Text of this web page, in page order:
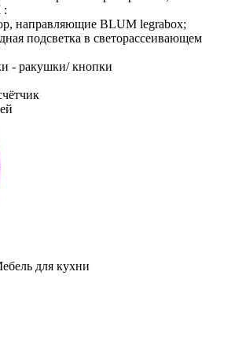
:
направляющие BLUM legrabox;
подсветка в светорассеивающем
- ракушки/ кнопки
для кухни